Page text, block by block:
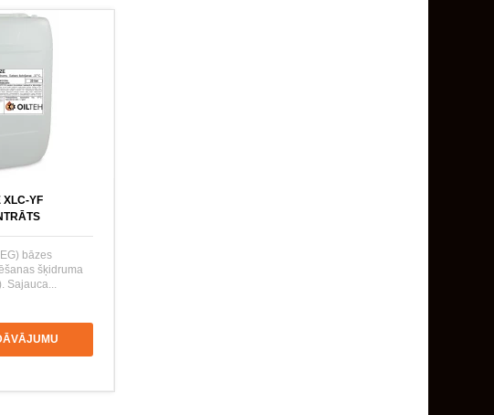
XLC-YF
bāzes
šķidruma
Sajauca...